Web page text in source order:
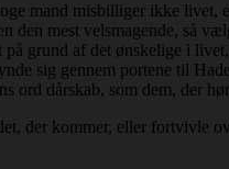
mand misbilliger ikke livet,
mest velsmagende, så
grund af det ønskelige i
sig gennem portene til
ord dårskab, som dem, der
der kommer, eller fortvivle